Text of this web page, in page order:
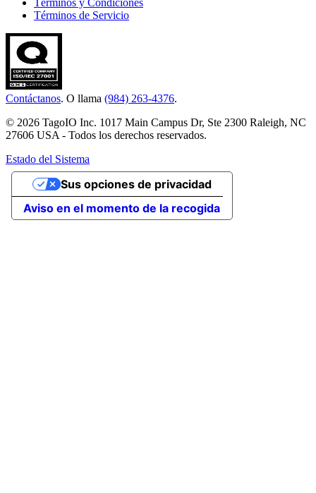
Términos y Condiciones
Términos de Servicio
Contáctanos. O llama (984) 263-4376.
© 2026 TagoIO Inc. 1017 Main Campus Dr, Ste 2300 Raleigh, NC
27606 USA - Todos los derechos reservados.
Estado del Sistema
Aviso en el momento de la recogida
Sus opciones de privacidad